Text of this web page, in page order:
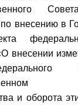
внесению в
внесении
и оборота